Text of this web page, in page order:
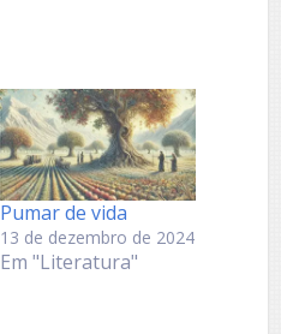
Pumar de vida
13 de dezembro de 2024
Em "Literatura"